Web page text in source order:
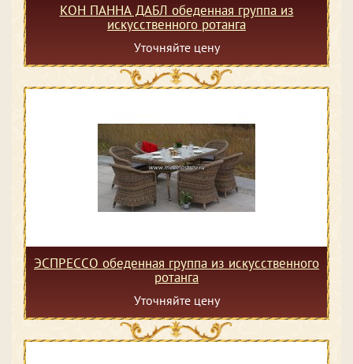
КОН ПАННА ДАБЛ обеденная группа из
искусственного ротанга
Уточняйте цену
ЭСПРЕССО обеденная группа из искусственного
ротанга
Уточняйте цену